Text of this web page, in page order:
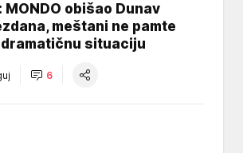
MONDO obišao Dunav
meštani ne pamte
situaciju
6